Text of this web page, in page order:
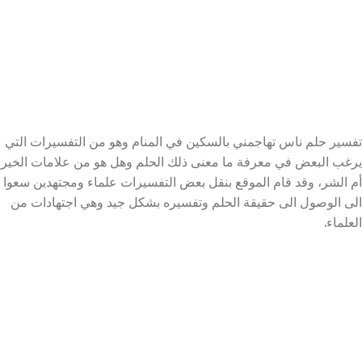
تفسير حلم ناس تهاجمني بالسكين في المنام وهو من التفسيرات التي
يرغب البعض في معرفة ما معنى ذلك الحلم وهل هو من علامات الخير
أم الشر، وقد قام الموقع بنقل بعض التفسيرات علماء ومجتهدين سعوا
الى الوصول الى حقيقة الحلم وتفسيره بشكل جيد وهي اجتهادات من
العلماء.